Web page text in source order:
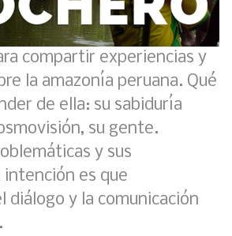
compartir experiencias y
la amazonía peruana. Qué
de ella: su sabiduría
su gente.
y sus
intención es que
diálogo y la comunicación